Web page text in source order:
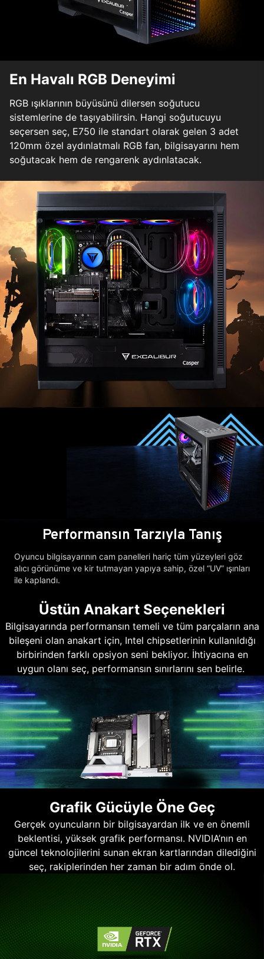
En Havalı RGB Deneyimi
RGB ışıklarının büyüsünü dilersen soğutucu
sistemlerine de taşıyabilirsin. Hangi soğutucuyu
seçersen seç, E750 ile standart olarak gelen 3 adet
120mm özel aydınlatmalı RGB fan, bilgisayarını hem
soğutacak hem de rengarenk aydınlatacak.
Performansın Tarzıyla Tanış
Oyuncu bilgisayarının cam panelleri hariç tüm yüzeyleri göz
alıcı görünüme ve kir tutmayan yapıya sahip, özel “UV” ışınları
ile kaplandı.
Üstün Anakart Seçenekleri
Bilgisayarında performansın temeli ve tüm parçaların ana
bileşeni olan anakart için, Intel chipsetlerinin kullanıldığı
birbirinden farklı opsiyon seni bekliyor. İhtiyacına en
uygun olanı seç, performansın sınırlarını sen belirle.
Grafik Gücüyle Öne Geç
Gerçek oyuncuların bir bilgisayardan ilk ve en önemli
beklentisi, yüksek grafik performansı. NVIDIA’nın en
güncel teknolojilerini sunan ekran kartlarından dilediğini
seç, rakiplerinden her zaman bir adım önde ol.